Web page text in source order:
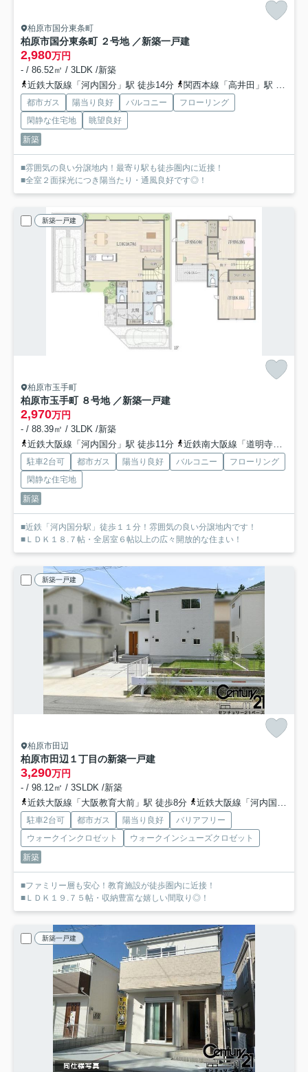
柏原市国分東条町
柏原市国分東条町 ２号地 ／新築一戸建
2,980万円
- / 86.52㎡ / 3LDK /新築
近鉄大阪線「河内国分」駅 徒歩14分
関西本線「高井田」駅 徒歩21分
都市ガス 陽当り良好 バルコニー
フローリング
閑静な住宅地
眺望良好
新築
■雰囲気の良い分譲地内！最寄り駅も徒歩圏内に近接！
■全室２面採光につき陽当たり・通風良好です◎！
新築一戸建
柏原市玉手町
柏原市玉手町 ８号地 ／新築一戸建
2,970万円
- / 88.39㎡ / 3LDK /新築
近鉄大阪線「河内国分」駅 徒歩11分
近鉄南大阪線「道明寺」駅 徒歩17分
駐車2台可 都市ガス 陽当り良好 バルコニー
フローリング
閑静な住宅地
新築
■近鉄「河内国分駅」徒歩１１分！雰囲気の良い分譲地内です！
■ＬＤＫ１８.７帖・全居室６帖以上の広々開放的な住まい！
新築一戸建
柏原市田辺
柏原市田辺１丁目の新築一戸建
3,290万円
- / 98.12㎡ / 3SLDK /新築
近鉄大阪線「大阪教育大前」駅 徒歩8分
近鉄大阪線「河内国分」駅 徒歩15分
駐車2台可 都市ガス 陽当り良好
バリアフリー
ウォークインクロゼット
ウォークインシューズクロゼット
新築
■ファミリー層も安心！教育施設が徒歩圏内に近接！
■ＬＤＫ１９.７５帖・収納豊富な嬉しい間取り◎！
新築一戸建